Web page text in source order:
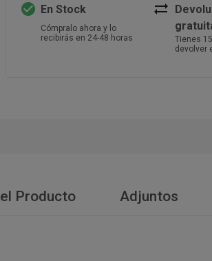
check_circle En Stock
Cómpralo ahora y lo
recibirás en 24-48 horas
sync_alt
Tienes
devolver
Producto Adjuntos